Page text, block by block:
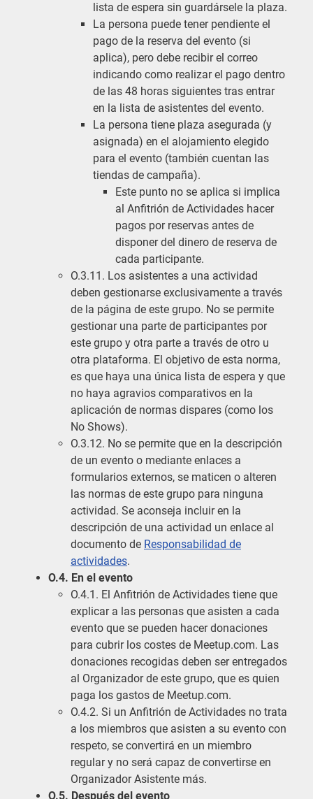
lista de espera sin guardársele la plaza.
La persona puede tener pendiente el
pago de la reserva del evento (si
aplica), pero debe recibir el correo
indicando como realizar el pago dentro
de las 48 horas siguientes tras entrar
en la lista de asistentes del evento.
La persona tiene plaza asegurada (y
asignada) en el alojamiento elegido
para el evento (también cuentan las
tiendas de campaña).
Este punto no se aplica si implica
al Anfitrión de Actividades hacer
pagos por reservas antes de
disponer del dinero de reserva de
cada participante.
O.3.11. Los asistentes a una actividad
deben gestionarse exclusivamente a través
de la página de este grupo. No se permite
gestionar una parte de participantes por
este grupo y otra parte a través de otro u
otra plataforma. El objetivo de esta norma,
es que haya una única lista de espera y que
no haya agravios comparativos en la
aplicación de normas dispares (como los
No Shows).
O.3.12. No se permite que en la descripción
de un evento o mediante enlaces a
formularios externos, se maticen o alteren
las normas de este grupo para ninguna
actividad. Se aconseja incluir en la
descripción de una actividad un enlace al
documento de Responsabilidad de
actividades.
O.4. En el evento
O.4.1. El Anfitrión de Actividades tiene que
explicar a las personas que asisten a cada
evento que se pueden hacer donaciones
para cubrir los costes de Meetup.com. Las
donaciones recogidas deben ser entregados
al Organizador de este grupo, que es quien
paga los gastos de Meetup.com.
O.4.2. Si un Anfitrión de Actividades no trata
a los miembros que asisten a su evento con
respeto, se convertirá en un miembro
regular y no será capaz de convertirse en
Organizador Asistente más.
O.5. Después del evento